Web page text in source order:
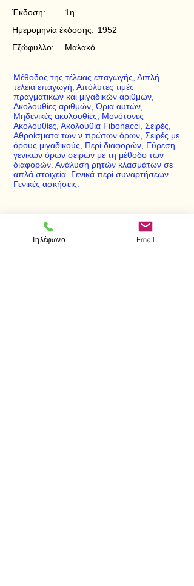
Έκδοση:
1η
Ημερομηνία έκδοσης: 1952
Εξώφυλλο:
Μαλακό
Μέθοδος της τέλειας επαγωγής, Διπλή
τέλεια επαγωγή, Απόλυτες τιμές
πραγματικών και μιγαδικών αριθμών,
Ακολουθίες αριθμών, Όρια αυτών,
Μηδενικές ακολουθίες, Μονότονες
Ακολουθίες, Ακολουθία Fibonacci, Σειρές,
Αθροίσματα των ν πρώτων όρων, Σειρές με
όρους μιγαδικούς, Περί διαφορών, Εύρεση
γενικών όρων σειρών με τη μέθοδο των
διαφορών. Ανάλυση ρητών κλασμάτων σε
απλά στοιχεία. Γενικά περί συναρτήσεων.
Γενικές ασκήσεις.
< Προηγούμενο Επόμενο >
Τηλέφωνο Email